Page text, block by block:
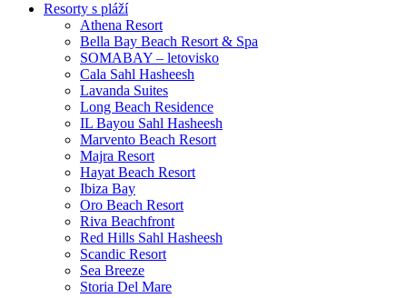
Resorty s pláží
Athena Resort
Bella Bay Beach Resort & Spa
SOMABAY – letovisko
Cala Sahl Hasheesh
Lavanda Suites
Long Beach Residence
IL Bayou Sahl Hasheesh
Marvento Beach Resort
Majra Resort
Hayat Beach Resort
Ibiza Bay
Oro Beach Resort
Riva Beachfront
Red Hills Sahl Hasheesh
Scandic Resort
Sea Breeze
Storia Del Mare